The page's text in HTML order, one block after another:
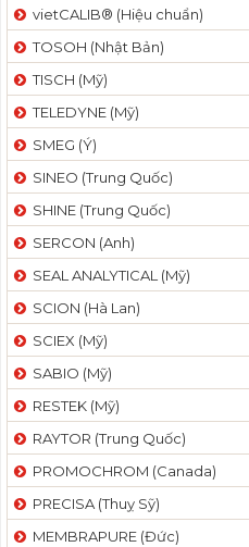
vietCALIB® (Hiệu chuẩn)
TOSOH (Nhật Bản)
TISCH (Mỹ)
TELEDYNE (Mỹ)
SMEG (Ý)
SINEO (Trung Quốc)
SHINE (Trung Quốc)
SERCON (Anh)
SEAL ANALYTICAL (Mỹ)
SCION (Hà Lan)
SCIEX (Mỹ)
SABIO (Mỹ)
RESTEK (Mỹ)
RAYTOR (Trung Quốc)
PROMOCHROM (Canada)
PRECISA (Thuỵ Sỹ)
MEMBRAPURE (Đức)